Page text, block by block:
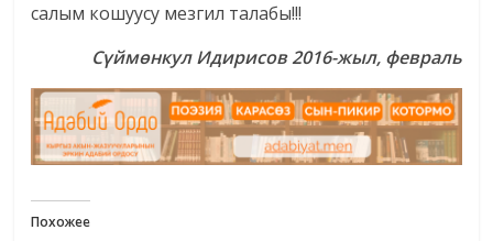
салым кошуусу мезгил талабы!!!
Сүймөнкул Идирисов 2016-жыл, февраль
Похожее